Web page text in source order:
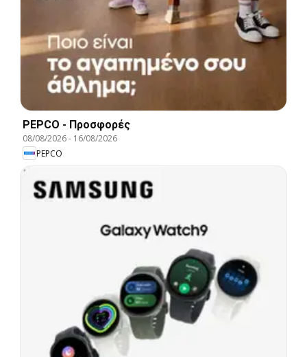
PEPCO - Προσφορές
08/08/2026- 16/08/2026
PEPCO